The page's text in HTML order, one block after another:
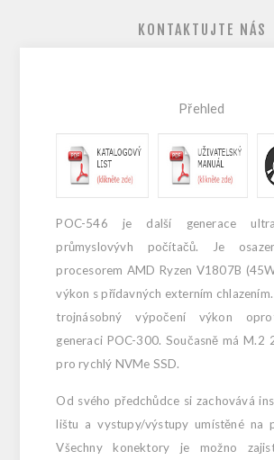
KONTAKTUJTE NÁS
Přehled
POC-546 je další generace
průmyslovývh počítačů. Je
procesorem AMD Ryzen V1807B
výkon s přídavných externím
trojnásobný výpočení výkon
generaci POC-300. Současně má M.2
pro rychlý NVMe SSD.
Od svého předchůdce si zachovává
lištu a vystupy/výstupy umístěné na
Všechny konektory je možno